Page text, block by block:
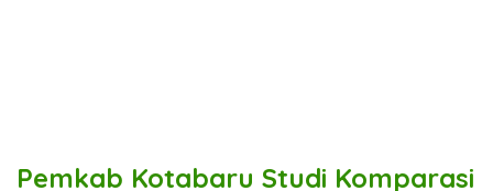
Pemkab Kotabaru Studi Komparasi